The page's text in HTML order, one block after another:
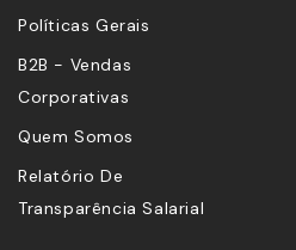
Políticas Gerais
B2B - Vendas
Corporativas
Quem Somos
Relatório De
Transparência Salarial